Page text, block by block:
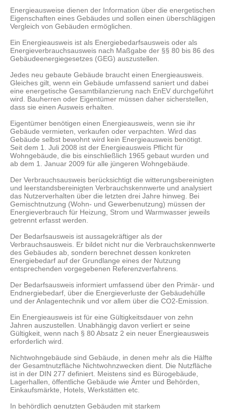
Energieausweise dienen der Information über die energetischen
Eigenschaften eines Gebäudes und sollen einen überschlägigen
Vergleich von Gebäuden ermöglichen.
Ein Energieausweis ist als Energiebedarfsausweis oder als
Energieverbrauchsausweis nach Maßgabe der §§ 80 bis 86 des
Gebäudeenergiegesetzes (GEG) auszustellen.
Jedes neu gebaute Gebäude braucht einen Energieausweis.
Gleiches gilt, wenn ein Gebäude umfassend saniert und dabei
eine energetische Gesamtbilanzierung nach EnEV durchgeführt
wird. Bauherren oder Eigentümer müssen daher sicherstellen,
dass sie einen Ausweis erhalten.
Eigentümer benötigen einen Energieausweis, wenn sie ihr
Gebäude vermieten, verkaufen oder verpachten. Wird das
Gebäude selbst bewohnt wird kein Energieausweis benötigt.
Seit dem 1. Juli 2008 ist der Energieausweis Pflicht für
Wohngebäude, die bis einschließlich 1965 gebaut wurden und
ab dem 1. Januar 2009 für alle jüngeren Wohngebäude.
Der Verbrauchsausweis berücksichtigt die witterungsbereinigten
und leerstandsbereinigten Verbrauchskennwerte und analysiert
das Nutzerverhalten über die letzten drei Jahre hinweg. Bei
Gemischtnutzung (Wohn- und Gewerbenutzung) müssen der
Energieverbrauch für Heizung, Strom und Warmwasser jeweils
getrennt erfasst werden.
Der Bedarfsausweis ist aussagekräftiger als der
Verbrauchsausweis. Er bildet nicht nur die Verbrauchskennwerte
des Gebäudes ab, sondern berechnet dessen konkreten
Energiebedarf auf der Grundlange eines der Nutzung
entsprechenden vorgegebenen Referenzverfahrens.
Der Bedarfsausweis informiert umfassend über den Primär- und
Endnergiebedarf, über die Energieverluste der Gebäudehülle
und der Anlagentechnik und vor allem über die CO2-Emission.
Ein Energieausweis ist für eine Gültigkeitsdauer von zehn
Jahren auszustellen. Unabhängig davon verliert er seine
Gültigkeit, wenn nach § 80 Absatz 2 ein neuer Energieausweis
erforderlich wird.
Nichtwohngebäude sind Gebäude, in denen mehr als die Hälfte
der Gesamtnutzfläche Nichtwohnzwecken dient. Die Nutzfläche
ist in der DIN 277 definiert. Meistens sind es Bürogebäude,
Lagerhallen, öffentliche Gebäude wie Ämter und Behörden,
Einkaufsmärkte, Hotels, Werkstätten etc.
In behördlich genutzten Gebäuden mit starkem